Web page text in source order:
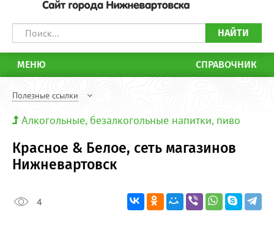
НАЙТИ
МЕНЮ СПРАВОЧНИК
Полезные ссылки
Алкогольные, безалкогольные напитки, пиво
Красное & Белое, сеть магазинов
Нижневартовск
4